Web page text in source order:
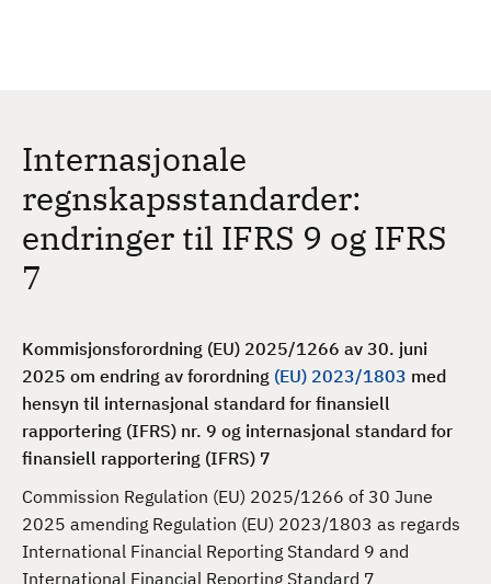
Internasjonale
regnskapsstandarder:
endringer til IFRS 9 og IFRS
7
Kommisjonsforordning (EU) 2025/1266 av 30. juni
2025 om endring av forordning (EU) 2023/1803 med
hensyn til internasjonal standard for finansiell
rapportering (IFRS) nr. 9 og internasjonal standard for
finansiell rapportering (IFRS) 7
Commission Regulation (EU) 2025/1266 of 30 June
2025 amending Regulation (EU) 2023/1803 as regards
International Financial Reporting Standard 9 and
International Financial Reporting Standard 7